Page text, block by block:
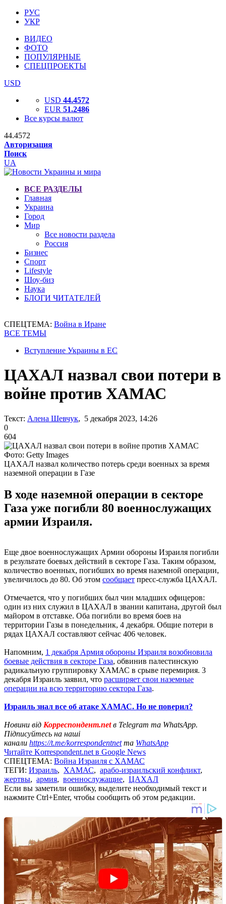
РУС
УКР
ВИДЕО
ФОТО
ПОПУЛЯРНЫЕ
СПЕЦПРОЕКТЫ
USD
USD 44.4572
EUR 51.2486
Все курсы валют
44.4572
Авторизация
Поиск
UA
ВСЕ РАЗДЕЛЫ
Главная
Украина
Город
Мир
Все новости раздела
Россия
Бизнес
Спорт
Lifestyle
Шоу-биз
Наука
БЛОГИ ЧИТАТЕЛЕЙ
СПЕЦТЕМА: Война в Иране
ВСЕ ТЕМЫ
Вступление Украины в ЕС
ЦАХАЛ назвал свои потери в
войне против ХАМАС
Текст: Алена Шевчук, 5 декабря 2023, 14:26
0
604
Фото: Getty Images
ЦАХАЛ назвал количество потерь среди военных за время
наземной операции в Газе
В ходе наземной операции в секторе
Газа уже погибли 80 военнослужащих
армии Израиля.
Еще двое военнослужащих Армии обороны Израиля погибли
в результате боевых действий в секторе Газа. Таким образом,
количество военных, погибших во время наземной операции,
увеличилось до 80. Об этом сообщает пресс-служба ЦАХАЛ.
Отмечается, что у погибших был чин младших офицеров:
один из них служил в ЦАХАЛ в звании капитана, другой был
майором в отставке. Оба погибли во время боев на
территории Газы в понедельник, 4 декабря. Общие потери в
рядах ЦАХАЛ составляют сейчас 406 человек.
Напомним, 1 декабря Армия обороны Израиля возобновила
боевые действия в секторе Газа, обвинив палестинскую
радикальную группировку ХАМАС в срыве перемирия. 3
декабря Израиль заявил, что расширяет свои наземные
операции на всю территорию сектора Газа.
Израиль знал все об атаке ХАМАС. Но не поверил?
Новини від Корреспондент.netв Telegram та WhatsApp.
Підписуйтесь на наші
канали https://t.me/korrespondentnetта WhatsApp
Читайте Korrespondent.net в Google News
СПЕЦТЕМА: Война Израиля с ХАМАС
ТЕГИ: Израиль, ХАМАС, арабо-израильский конфликт,
жертвы, армия, военнослужащие, ЦАХАЛ
Если вы заметили ошибку, выделите необходимый текст и
нажмите Ctrl+Enter, чтобы сообщить об этом редакции.